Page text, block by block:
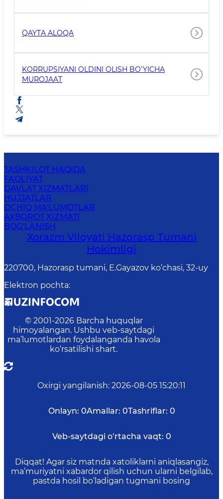
QAYTA ALOQA
KORRUPSIYANI OLDINI OLISH BOʻYICHA
MUROJAAT
TASHKILOT HAQIDA
FAOLIYAT
DAVLAT XIZMATLARI
HUJJATLAR
OCHIQ MA'LUMOTLAR
AXBOROT XIZMATI
BOG‘LANISH
Xorazm Viloyati Hazorasp Tumani
Hokimligi
220700, Hazorasp tumani, E.Gayazov ko‘chasi, 32-uy
Elektron pochta:
© 2001-2026 Barcha huquqlar
himoyalangan. Ushbu veb-saytdagi
ma’lumotlardan foydalanganda havola
ko‘rsatilishi shart.
Oxirgi yangilanish: 2026-08-05 15:20:11
Onlayn: 0Amallar: 0Tashriflar: 0
Veb-saytdagi o‘rtacha vaqt: 0
Diqqat! Agar siz matnda xatoliklarni aniqlasangiz,
ma’muriyatni xabardor qilish uchun ularni belgilab,
pastda hosil bo‘ladigan tugmani bosing